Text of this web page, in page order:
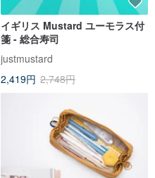
イギリス Mustard ユーモラス付
箋 - 総合寿司
justmustard
2,419円 2,748円